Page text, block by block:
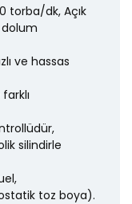
torba/dk, Açık
dolum
ve hassas
silindirle
toz boya).